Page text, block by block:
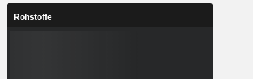
Rohstoffe